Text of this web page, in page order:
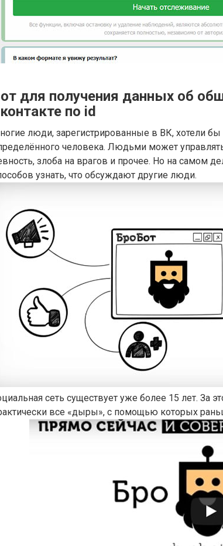
для получения данных об
по id
люди, зарегистрированные в ВК, хотели
человека. Людьми может
злоба на врагов и прочее. Но на самом
узнать, что обсуждают другие люди.
сеть существует уже более 15 лет. За
все «дыры», с помощью которых